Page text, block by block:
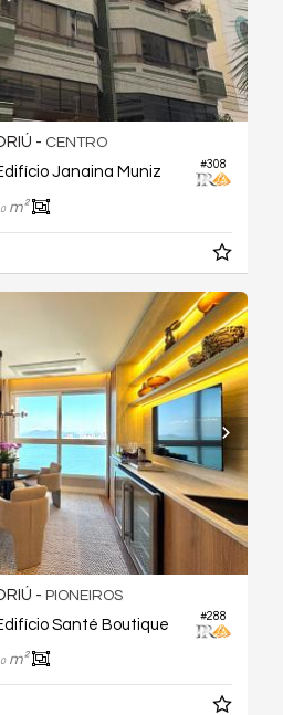
#308
- CENTRO
Janaina Muniz
0m²
#288
- PIONEIROS
Santé Boutique
0m²